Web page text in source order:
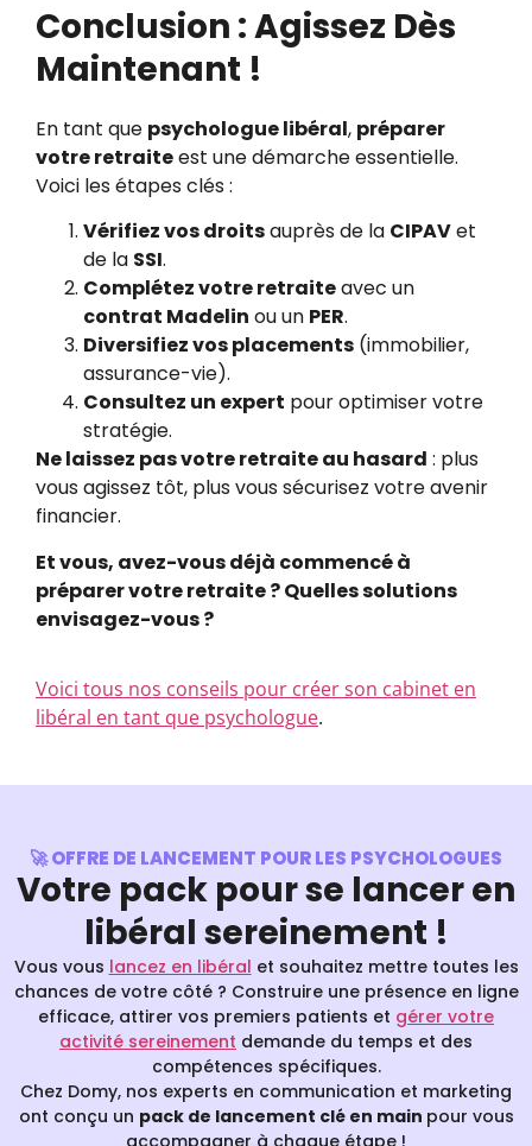
Conclusion : Agissez Dès
Maintenant !
En tant que psychologue libéral, préparer
votre retraiteest une démarche essentielle.
Voici les étapes clés :
Vérifiez vos droitsauprès de la CIPAVet
de la SSI.
Complétez votre retraiteavec un
contrat Madelin ou un PER.
Diversifiez vos placements (immobilier,
assurance-vie).
Consultez un expert pour optimiser votre
stratégie.
Ne laissez pas votre retraite au hasard : plus
vous agissez tôt, plus vous sécurisez votre avenir
financier.
Et vous, avez-vous déjà commencé à
préparer votre retraite ? Quelles solutions
envisagez-vous ?
Voici tous nos conseils pour créer son cabinet en
libéral en tant que psychologue.
🚀 OFFRE DE LANCEMENT POUR LES PSYCHOLOGUES
Votre pack pour se lancer en
libéral sereinement !
Vous vous lancez en libéral et souhaitez mettre toutes les
chances de votre côté ? Construire une présence en ligne
efficace, attirer vos premiers patients et gérer votre
activité sereinement demande du temps et des
compétences spécifiques.
Chez Domy, nos experts en communication et marketing
ont conçu un pack de lancement clé en main pour vous
accompagner à chaque étape !